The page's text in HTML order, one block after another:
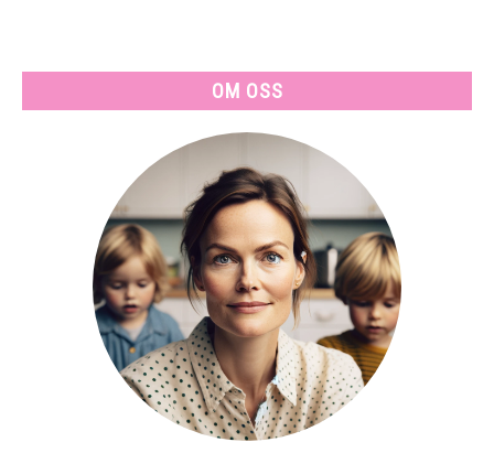
OM OSS